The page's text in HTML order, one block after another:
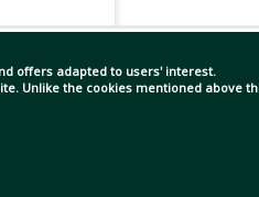
offers adapted to users' interest.
Unlike the cookies mentioned above